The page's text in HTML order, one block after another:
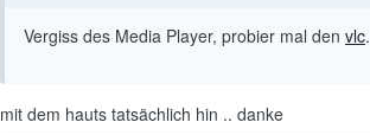
Vergiss des Media Player, probier mal den vlc.
mit dem hauts tatsächlich hin .. danke